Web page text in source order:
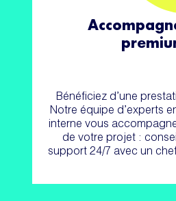
Bénéficiez d’une
Notre équipe d’experts
interne vous
de votre projet :
support 24/7 avec un